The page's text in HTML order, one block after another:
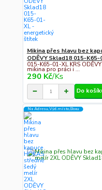
Mikina přes hlavu bez
ODĚVY Sklad18 015-K65-
015-K65-01-XL KRS
mikina pro práci i ...
290 Kč/Ks
Do
Na Adresu,Výd.místo,Boxu